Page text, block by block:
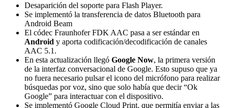
Desaparición del soporte para Flash Player.
Se implementó la transferencia de datos Bluetooth para
Android Beam
El códec Fraunhofer FDK AAC pasa a ser estándar en
Android y aporta codificación/decodificación de canales
AAC 5.1.
En esta actualización llegó Google Now, la primera versión
de la interfaz conversacional de Google. Esto supuso que ya
no fuera necesario pulsar el icono del micrófono para realizar
búsquedas por voz, sino que solo había que decir “Ok
Google” para interactuar con el dispositivo.
Se implementó Google Cloud Print, que permitía enviar a las